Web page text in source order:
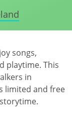
songs,
playtime. This
in
limited and free